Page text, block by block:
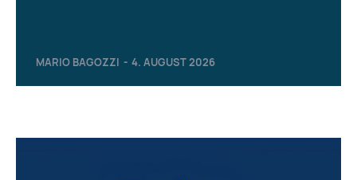
MARIO BAGOZZI - 4. AUGUST 2026